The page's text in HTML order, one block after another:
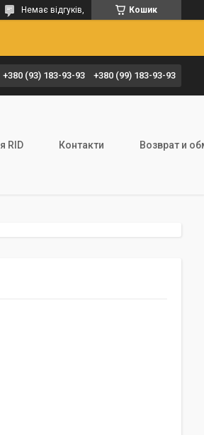
Кошик
Немає відгуків,
+380 (93) 183-93-93 +380 (99) 183-93-93
RID Контакти Возврат и